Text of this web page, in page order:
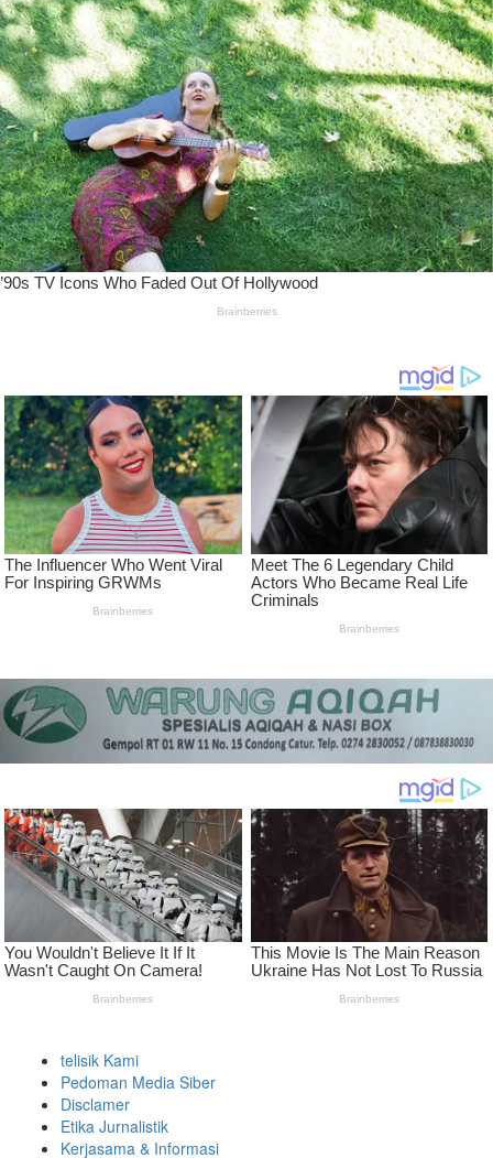
telisik Kami
Pedoman Media Siber
Disclamer
Etika Jurnalistik
Kerjasama & Informasi